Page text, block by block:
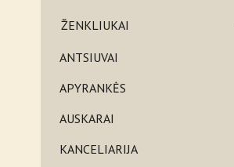
ŽENKLIUKAI
ANTSIUVAI
APYRANKĖS
AUSKARAI
KANCELIARIJA